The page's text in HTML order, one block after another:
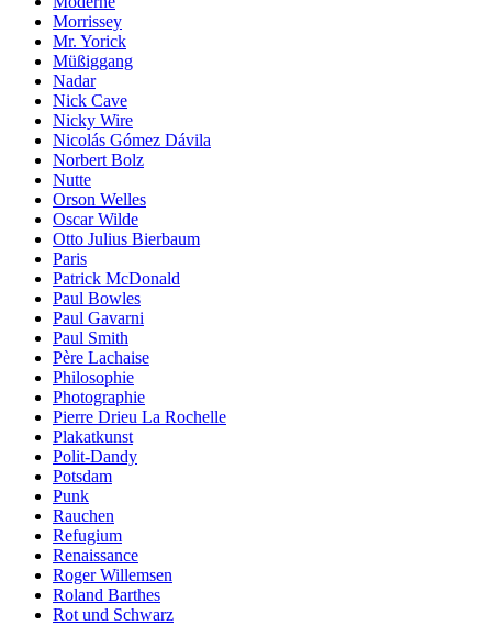
Morrissey
Mr. Yorick
Müßiggang
Nadar
Nick Cave
Nicky Wire
Nicolás Gómez Dávila
Norbert Bolz
Nutte
Orson Welles
Oscar Wilde
Otto Julius Bierbaum
Paris
Patrick McDonald
Paul Bowles
Paul Gavarni
Paul Smith
Père Lachaise
Philosophie
Photographie
Pierre Drieu La Rochelle
Plakatkunst
Polit-Dandy
Potsdam
Punk
Rauchen
Refugium
Renaissance
Roger Willemsen
Roland Barthes
Rot und Schwarz